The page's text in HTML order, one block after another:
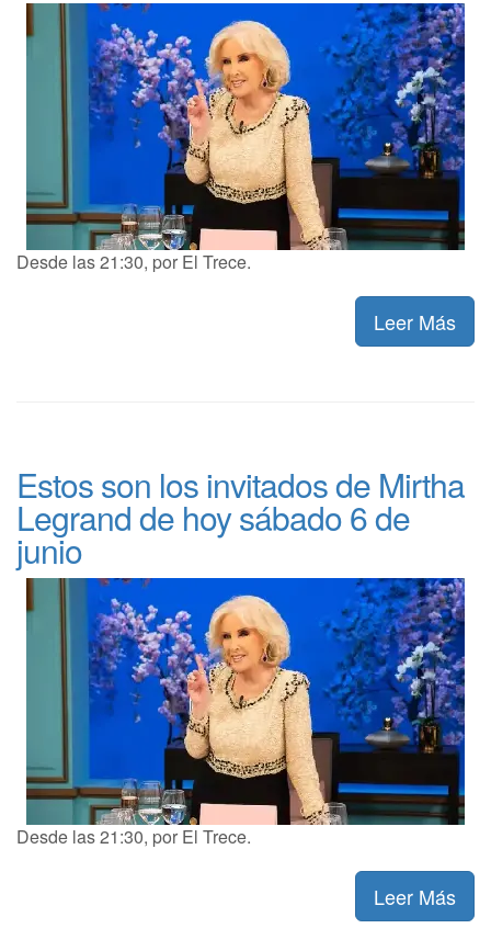
Desde las 21:30, por El Trece.
Leer Más
Estos son los invitados de Mirtha
Legrand de hoy sábado 6 de
junio
Desde las 21:30, por El Trece.
Leer Más